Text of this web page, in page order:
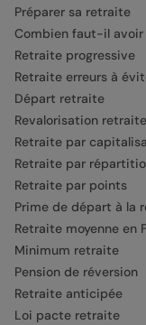
Préparer sa retraite
Combien faut-il
Retraite progressive
Retraite erreurs à
Départ retraite
Revalorisation retraite
Retraite par
Retraite par
Retraite par points
Prime de départ à la
Retraite moyenne en
Minimum retraite
Pension de réversion
Retraite anticipée
Loi pacte retraite